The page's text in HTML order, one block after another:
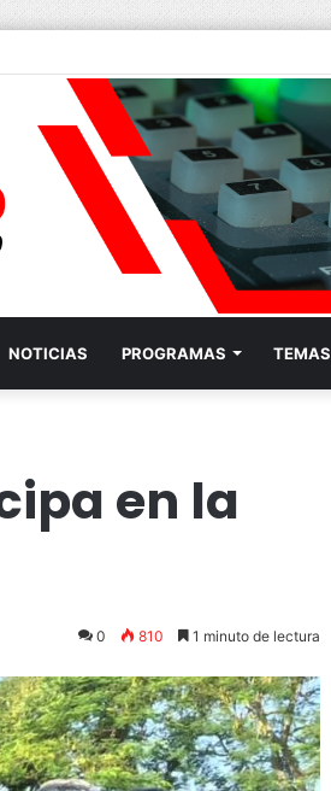
NOTICIAS PROGRAMAS TEMAS
en la
0 810 1 minuto de lectura